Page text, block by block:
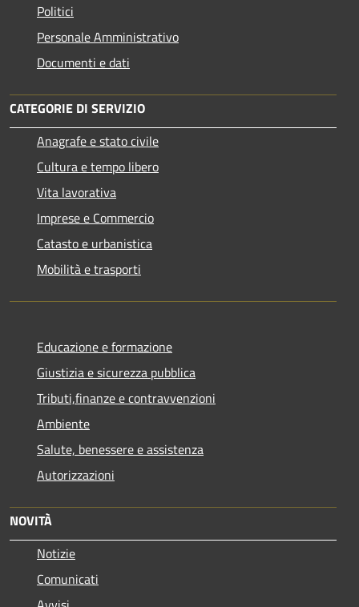
Politici
Personale Amministrativo
Documenti e dati
CATEGORIE DI SERVIZIO
Anagrafe e stato civile
Cultura e tempo libero
Vita lavorativa
Imprese e Commercio
Catasto e urbanistica
Mobilità e trasporti
Educazione e formazione
Giustizia e sicurezza pubblica
Tributi,finanze e contravvenzioni
Ambiente
Salute, benessere e assistenza
Autorizzazioni
NOVITÀ
Notizie
Comunicati